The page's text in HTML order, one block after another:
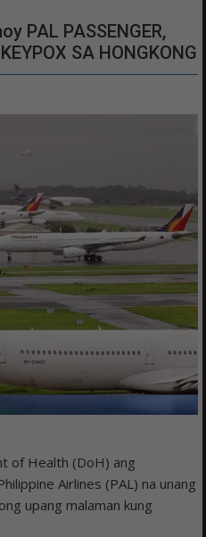
PAL PASSENGER,
SA HONGKONG
of Health (DoH) ang
Airlines (PAL) na unang
upang malaman kung